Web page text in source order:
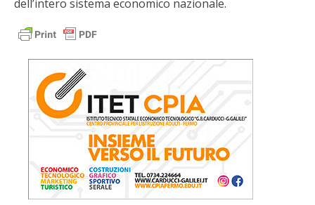
dell’intero sistema economico nazionale.